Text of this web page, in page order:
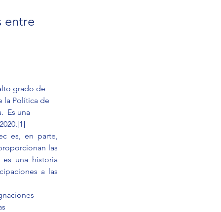
entre
grado de
la Política de
Es una
[1]
es, en parte,
las
es una historia
a las